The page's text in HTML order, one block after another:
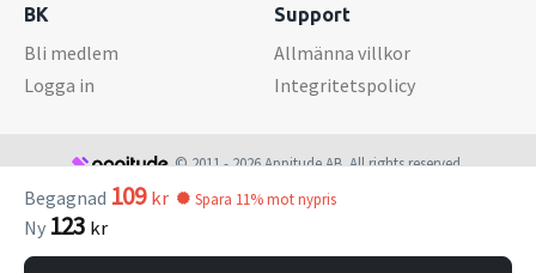
Begagnad 109kr Spara 11% mot nypris
Ny 123 kr
BK
Bli medlem
Logga in
Support
Allmänna villkor
Integritetspolicy
© 2011 - 2026 Appitude AB. All rights reserved.